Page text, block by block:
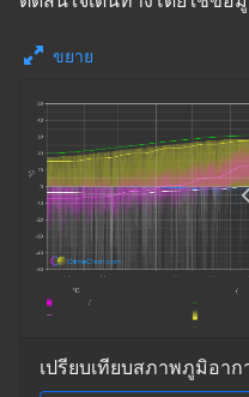
ขยาย
เปรียบเทียบสภาพภูมิอา